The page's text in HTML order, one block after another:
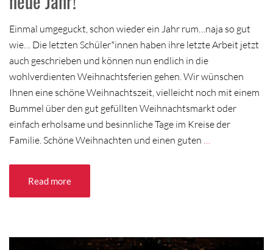
Einmal umgeguckt, schon wieder ein Jahr rum…naja so gut
wie… Die letzten Schüler*innen haben ihre letzte Arbeit jetzt
auch geschrieben und können nun endlich in die
wohlverdienten Weihnachtsferien gehen. Wir wünschen
Ihnen eine schöne Weihnachtszeit, vielleicht noch mit einem
Bummel über den gut gefüllten Weihnachtsmarkt oder
einfach erholsame und besinnliche Tage im Kreise der
Familie. Schöne Weihnachten und einen guten
Read more